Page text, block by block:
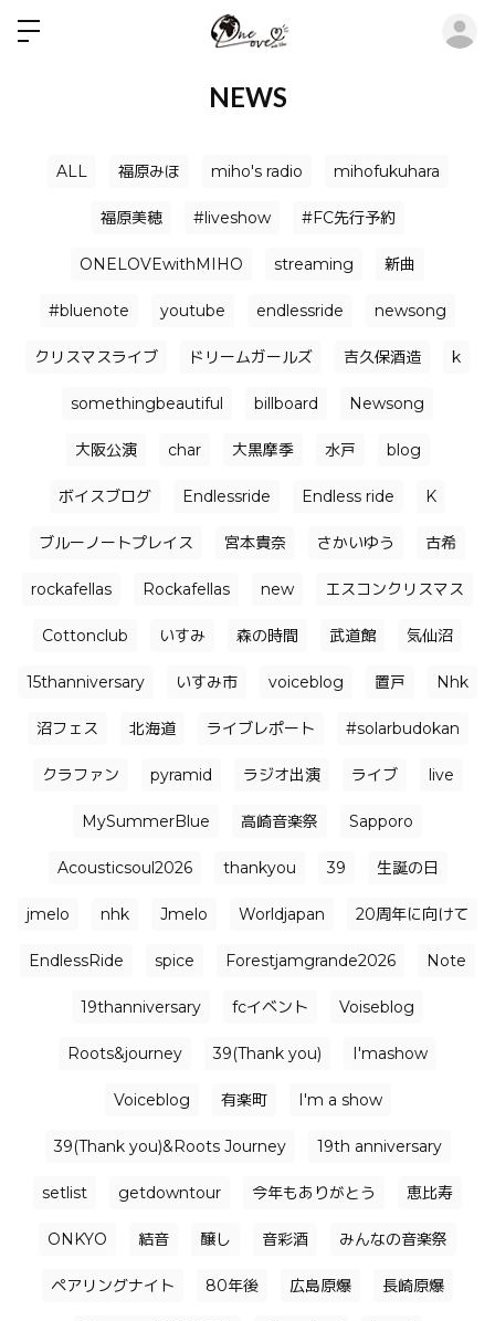
NEWS
ALL 福原みほ miho's radio mihofukuhara
福原美穂 #liveshow #FC先行予約
ONELOVEwithMIHO streaming 新曲
#bluenote youtube endlessride newsong
クリスマスライブ ドリームガールズ 吉久保酒造 k
somethingbeautiful billboard Newsong
大阪公演 char 大黒摩季 水戸 blog
ボイスブログ Endlessride Endless ride K
ブルーノートプレイス 宮本貴奈 さかいゆう 古希
rockafellas Rockafellas new エスコンクリスマス
Cottonclub いすみ 森の時間 武道館 気仙沼
15thanniversary いすみ市 voiceblog 置戸 Nhk
沼フェス 北海道 ライブレポート #solarbudokan
クラファン pyramid ラジオ出演 ライブ live
MySummerBlue 高崎音楽祭 Sapporo
Acousticsoul2026 thankyou 39 生誕の日
jmelo nhk Jmelo Worldjapan 20周年に向けて
EndlessRide spice Forestjamgrande2026 Note
19thanniversary fcイベント Voiseblog
Roots&journey 39(Thank you) I'mashow
Voiceblog 有楽町 I'm a show
39(Thank you)&Roots Journey 19th anniversary
setlist getdowntour 今年もありがとう 恵比寿
ONKYO 結音 醸し 音彩酒 みんなの音楽祭
ペアリングナイト 80年後 広島原爆 長崎原爆